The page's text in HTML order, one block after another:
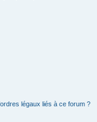
légaux liés à ce forum ?